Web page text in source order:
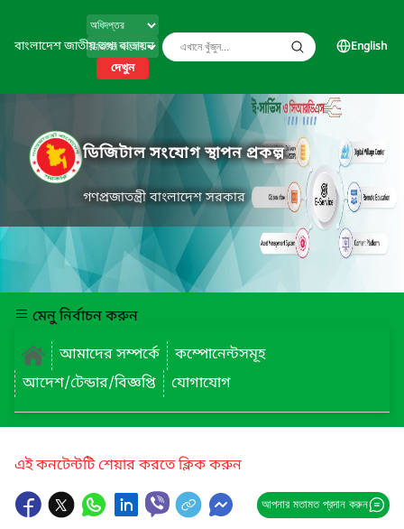
বাংলাদেশ জাতীয় তথ্য বাতায়ন
দেখুন
English
ডিজিটাল সংযোগ স্থাপন প্রকল্প
গণপ্রজাতন্ত্রী বাংলাদেশ সরকার
মেনু নির্বাচন করুন
আমাদের সম্পর্কে
কম্পোনেন্টসমূহ
আদেশ/টেন্ডার/বিজ্ঞপ্তি
যোগাযোগ
এই কনটেন্টটি শেয়ার করতে ক্লিক করুন
আপনার মতামত প্রদান করুন